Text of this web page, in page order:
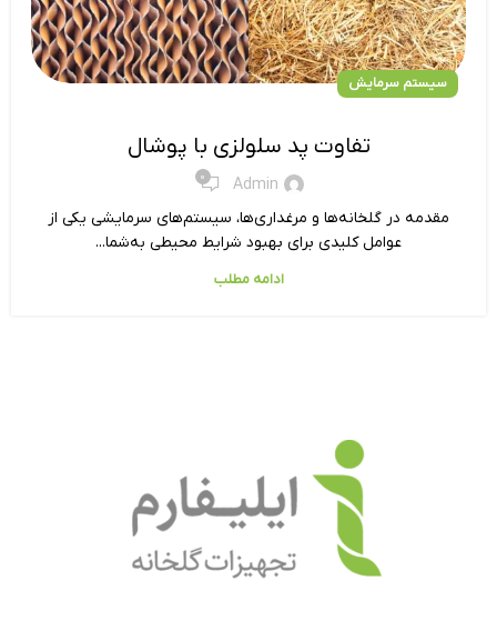
سیستم سرمایش
تفاوت پد سلولزی با پوشال
Admin
0
مقدمه در گلخانه‌ها و مرغداری‌ها، سیستم‌های سرمایشی یکی از
عوامل کلیدی برای بهبود شرایط محیطی به‌شما...
ادامه مطلب